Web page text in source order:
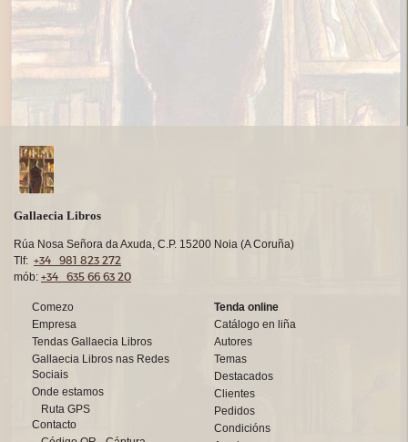
Gallaecia Libros
Rúa Nosa Señora da Axuda, C.P. 15200 Noia (A Coruña)
Tlf: +34 981 823 272
mób: +34 635 66 63 20
Comezo
Empresa
Tendas Gallaecia Libros
Gallaecia Libros nas Redes
Sociais
Onde estamos
Ruta GPS
Contacto
Tenda online
Catálogo en liña
Autores
Temas
Destacados
Clientes
Pedidos
Condicións